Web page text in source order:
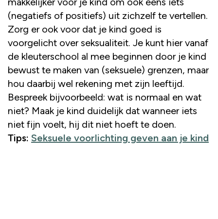
(negatiefs of positiefs) uit zichzelf te vertellen.
Zorg er ook voor dat je kind goed is
voorgelicht over seksualiteit. Je kunt hier vanaf
de kleuterschool al mee beginnen door je kind
bewust te maken van (seksuele) grenzen, maar
hou daarbij wel rekening met zijn leeftijd.
Bespreek bijvoorbeeld: wat is normaal en wat
niet? Maak je kind duidelijk dat wanneer iets
niet fijn voelt, hij dit niet hoeft te doen.
Tips: Seksuele voorlichting geven aan je kind